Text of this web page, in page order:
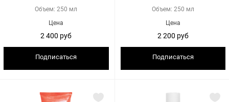
Объем: 250 мл
Цена
2 400 руб
Подписаться
Объем: 250 мл
Цена
2 200 руб
Подписаться